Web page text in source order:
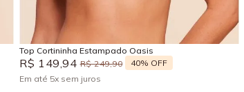
Adicionar na sacola
Top Cortininha Estampado Oasis
R$ 149 ,94 R$ 249,90 40% OFF
Em até 5x sem juros